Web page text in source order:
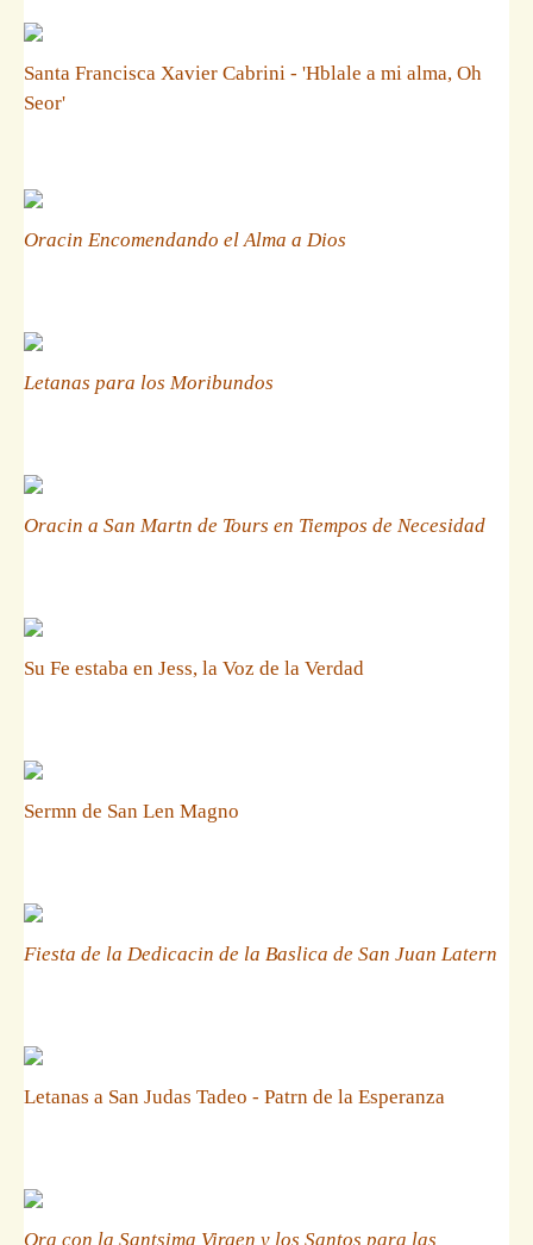
Santa Francisca Xavier Cabrini - 'Hblale a mi alma, Oh
Seor'
Oracin Encomendando el Alma a Dios
Letanas para los Moribundos
Oracin a San Martn de Tours en Tiempos de Necesidad
Su Fe estaba en Jess, la Voz de la Verdad
Sermn de San Len Magno
Fiesta de la Dedicacin de la Baslica de San Juan Latern
Letanas a San Judas Tadeo - Patrn de la Esperanza
Ora con la Santsima Virgen y los Santos para las